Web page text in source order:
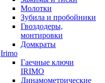
Молотки
Зубила и пробойники
Гвоздодеры,
монтировки
Домкраты
Irimo
Гаечные ключи
IRIMO
Динамометрические